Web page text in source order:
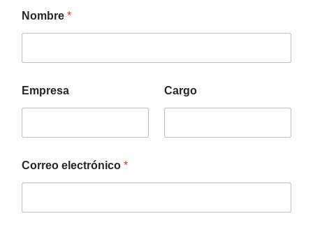
Nombre *
Empresa Cargo
Correo electrónico *